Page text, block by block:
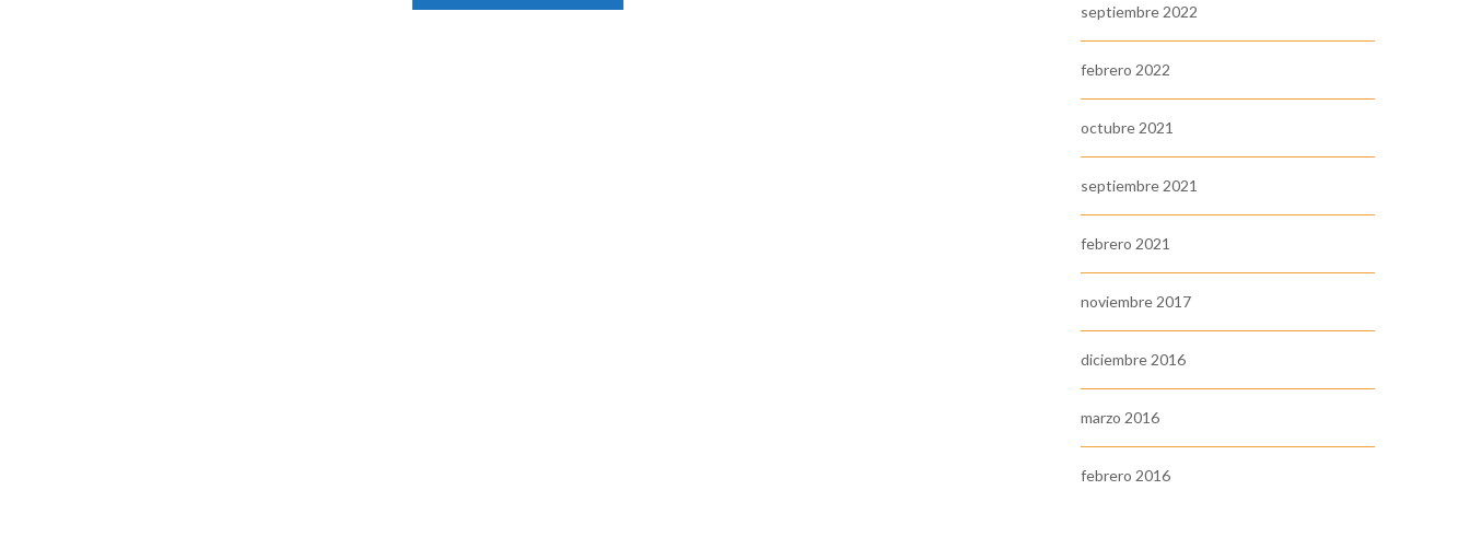
septiembre 2022
febrero 2022
octubre 2021
septiembre 2021
febrero 2021
noviembre 2017
diciembre 2016
marzo 2016
febrero 2016